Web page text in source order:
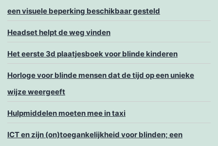
een visuele beperking beschikbaar gesteld
Headset helpt de weg vinden
Het eerste 3d plaatjesboek voor blinde kinderen
Horloge voor blinde mensen dat de tijd op een unieke
wijze weergeeft
Hulpmiddelen moeten mee in taxi
ICT en zijn (on)toegankelijkheid voor blinden; een